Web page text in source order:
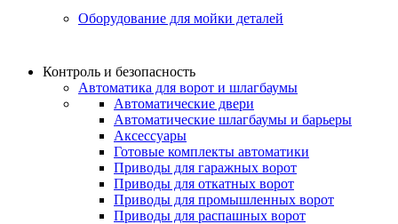
Оборудование для мойки деталей
Контроль и безопасность
Автоматика для ворот и шлагбаумы
Автоматические двери
Автоматические шлагбаумы и барьеры
Аксессуары
Готовые комплекты автоматики
Приводы для гаражных ворот
Приводы для откатных ворот
Приводы для промышленных ворот
Приводы для распашных ворот